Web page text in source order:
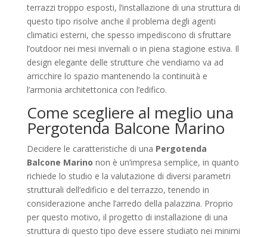
terrazzi troppo esposti, l’installazione di una struttura di
questo tipo risolve anche il problema degli agenti
climatici esterni, che spesso impediscono di sfruttare
l’outdoor nei mesi invernali o in piena stagione estiva. Il
design elegante delle strutture che vendiamo va ad
arricchire lo spazio mantenendo la continuità e
l’armonia architettonica con l’edifico.
Come scegliere al meglio una
Pergotenda Balcone Marino
Decidere le caratteristiche di una Pergotenda
Balcone Marino non è un’impresa semplice, in quanto
richiede lo studio e la valutazione di diversi parametri
strutturali dell’edificio e del terrazzo, tenendo in
considerazione anche l’arredo della palazzina. Proprio
per questo motivo, il progetto di installazione di una
struttura di questo tipo deve essere studiato nei minimi